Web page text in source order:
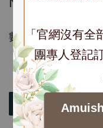
「官網沒有
團專人登記
NT$ 4,066
數量
加入購物車